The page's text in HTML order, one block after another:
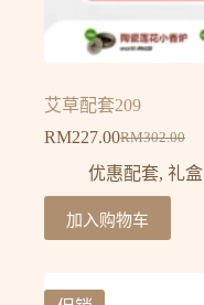
艾草配套209
RM302.00
RM227.00
优惠配套, 礼盒
加入购物车